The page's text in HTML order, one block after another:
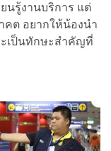
นรู้งานบริการ แต่
คต อยากให้น้องนำ
ะเป็นทักษะสำคัญที่